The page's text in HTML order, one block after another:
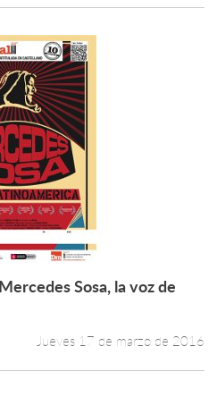
Leer más +
Sosa, la voz de
Jueves 17 de marzo de 2016